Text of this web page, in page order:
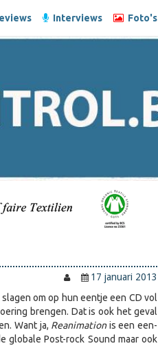
Interviews Foto's
17 januari 2013
om op hun eentje een CD vol
brengen. Dat is ook het geval
Want ja, Reanimationis een een-
globale Post-rock Sound maar ook